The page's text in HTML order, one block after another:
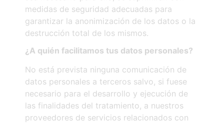
medidas de seguridad adecuadas para
garantizar la anonimización de los datos o la
destrucción total de los mismos.
¿A quién facilitamos tus datos personales?
No está prevista ninguna comunicación de
datos personales a terceros salvo, si fuese
necesario para el desarrollo y ejecución de
las finalidades del tratamiento, a nuestros
proveedores de servicios relacionados con